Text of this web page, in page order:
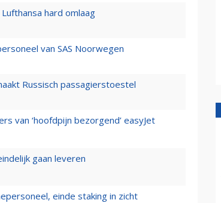
hard omlaag
van SAS Noorwegen
Russisch passagierstoestel
van ‘hoofdpijn bezorgend’ easyJet
gaan leveren
einde staking in zicht